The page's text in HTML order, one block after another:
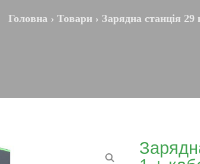
Головна › Товари › Зарядна станція